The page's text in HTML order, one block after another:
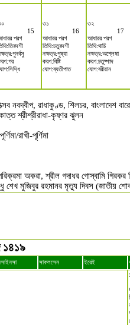
15
পরগ
৩১
16
আধারর পরগ
তিথি:চতুরদশী
নক্ষত্র:পুষ্যা
করণ:বিষ্টি
যোগ:ব্যতীপাত
৩২
17
আধারর পরগ
তিথি:থাচি
নক্ষত্র:অশ্লেষা
করণ:চতুষ্পাদ
যোগ:বরীয়ান
নবদ্বীপ, রাধাকুণ্ড, শিলচর, বাংলাদেশ
শ্রীশ্রীরাধা-কৃষ্ণর ঝুলন
রাখী-পূর্ণিমা
অকরা, শ্রীল গদাধর গোস্বামি গিরকর
শেখ মুজিবুর রহমানর মৃত্যু দিবস (জাতীয়
১৪১৯
সাকলসেন ইরেই